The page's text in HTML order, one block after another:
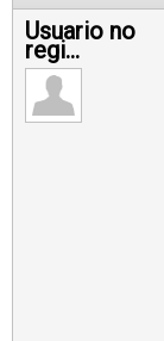
Usuario no
regi...